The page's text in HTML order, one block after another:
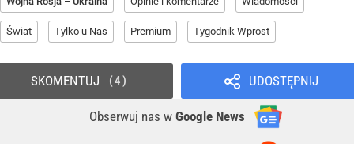
Świat Tylko u Nas Premium Tygodnik Wprost
UDOSTĘPNIJ
Obserwuj nas w Google News
SKOMENTUJ 4